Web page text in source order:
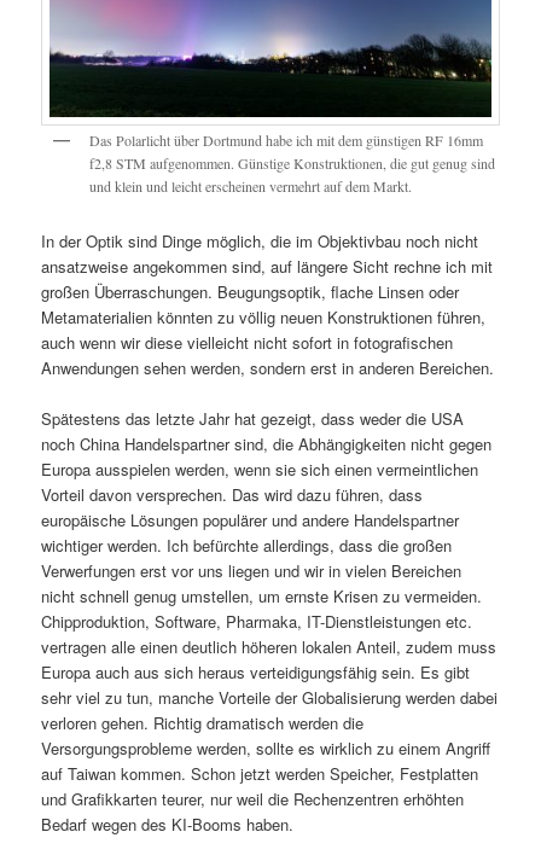
Das Polarlicht über Dortmund habe ich mit dem günstigen RF 16mm
f2,8 STM aufgenommen. Günstige Konstruktionen, die gut genug sind
und klein und leicht erscheinen vermehrt auf dem Markt.
In der Optik sind Dinge möglich, die im Objektivbau noch nicht
ansatzweise angekommen sind, auf längere Sicht rechne ich mit
großen Überraschungen. Beugungsoptik, flache Linsen oder
Metamaterialien könnten zu völlig neuen Konstruktionen führen,
auch wenn wir diese vielleicht nicht sofort in fotografischen
Anwendungen sehen werden, sondern erst in anderen Bereichen.
Spätestens das letzte Jahr hat gezeigt, dass weder die USA
noch China Handelspartner sind, die Abhängigkeiten nicht gegen
Europa ausspielen werden, wenn sie sich einen vermeintlichen
Vorteil davon versprechen. Das wird dazu führen, dass
europäische Lösungen populärer und andere Handelspartner
wichtiger werden. Ich befürchte allerdings, dass die großen
Verwerfungen erst vor uns liegen und wir in vielen Bereichen
nicht schnell genug umstellen, um ernste Krisen zu vermeiden.
Chipproduktion, Software, Pharmaka, IT-Dienstleistungen etc.
vertragen alle einen deutlich höheren lokalen Anteil, zudem muss
Europa auch aus sich heraus verteidigungsfähig sein. Es gibt
sehr viel zu tun, manche Vorteile der Globalisierung werden dabei
verloren gehen. Richtig dramatisch werden die
Versorgungsprobleme werden, sollte es wirklich zu einem Angriff
auf Taiwan kommen. Schon jetzt werden Speicher, Festplatten
und Grafikkarten teurer, nur weil die Rechenzentren erhöhten
Bedarf wegen des KI-Booms haben.